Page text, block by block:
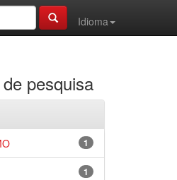
Idioma
pesquisa
1
1